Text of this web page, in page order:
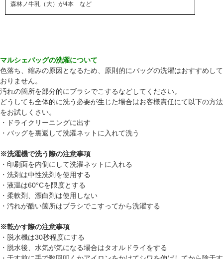
森林ノ牛乳（大）が4本 など
マルシェバッグの洗濯について
色落ち、縮みの原因となるため、原則的にバッグの洗濯はおすすめして
おりません。
汚れの箇所を部分的にブラシでこするなどしてください。
どうしても全体的に洗う必要が生じた場合はお客様責任にて以下の方法
をお試しくさい。
・ドライクリーニングに出す
・バッグを裏返して洗濯ネットに入れて洗う
※洗濯機で洗う際の注意事項
・印刷面を内側にして洗濯ネットに入れる
・洗剤は中性洗剤を使用する
・液温は60°Cを限度とする
・柔軟剤、漂白剤は使用しない
・汚れが酷い箇所はブラシでこすってから洗濯する
※乾かす際の注意事項
・脱水機は30秒程度にする
・脱水後、水気が気になる場合はタオルドライをする